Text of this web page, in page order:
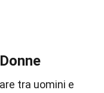
tra uomini e